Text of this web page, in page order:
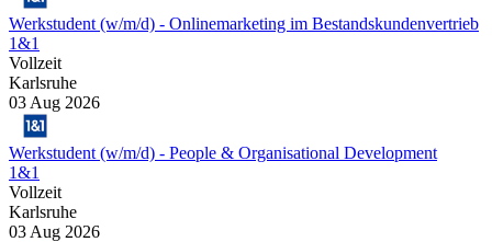
Werkstudent (w/m/d) - Onlinemarketing im Bestandskundenvertrieb
1&1
Vollzeit
Karlsruhe
03 Aug 2026
Werkstudent (w/m/d) - People & Organisational Development
1&1
Vollzeit
Karlsruhe
03 Aug 2026